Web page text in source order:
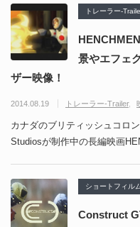
トレーラー-
景やエフェ
ザー映像！
2014.08.19 トレーラー-Trailer
カナダのブリティッシュコロ
Studiosが制作中の長編映画
ショートフィル
Construct